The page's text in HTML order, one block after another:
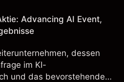
Advancing AI Event,
dessen
im KI-
und das bevorstehende